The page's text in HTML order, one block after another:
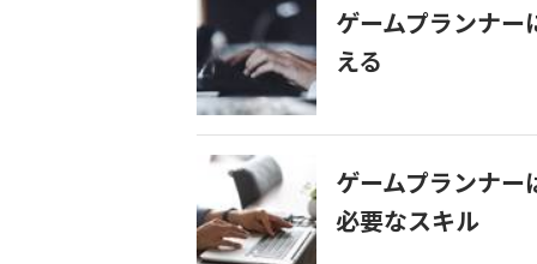
ゲームプランナー
える
ゲームプランナー
必要なスキル